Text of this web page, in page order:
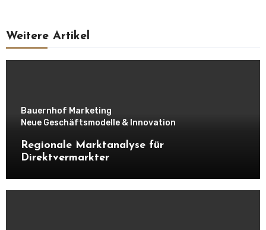
Weitere Artikel
Bauernhof Marketing
Neue Geschäftsmodelle & Innovation
Regionale Marktanalyse für
Direktvermarkter